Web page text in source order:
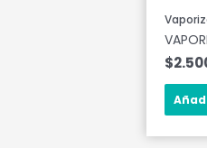
$